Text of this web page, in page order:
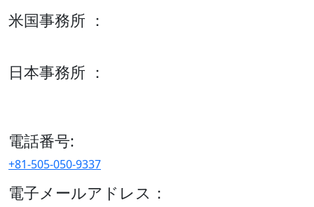
米国事務所 ：
日本事務所 ：
電話番号:
+81-505-050-9337
電子メールアドレス：